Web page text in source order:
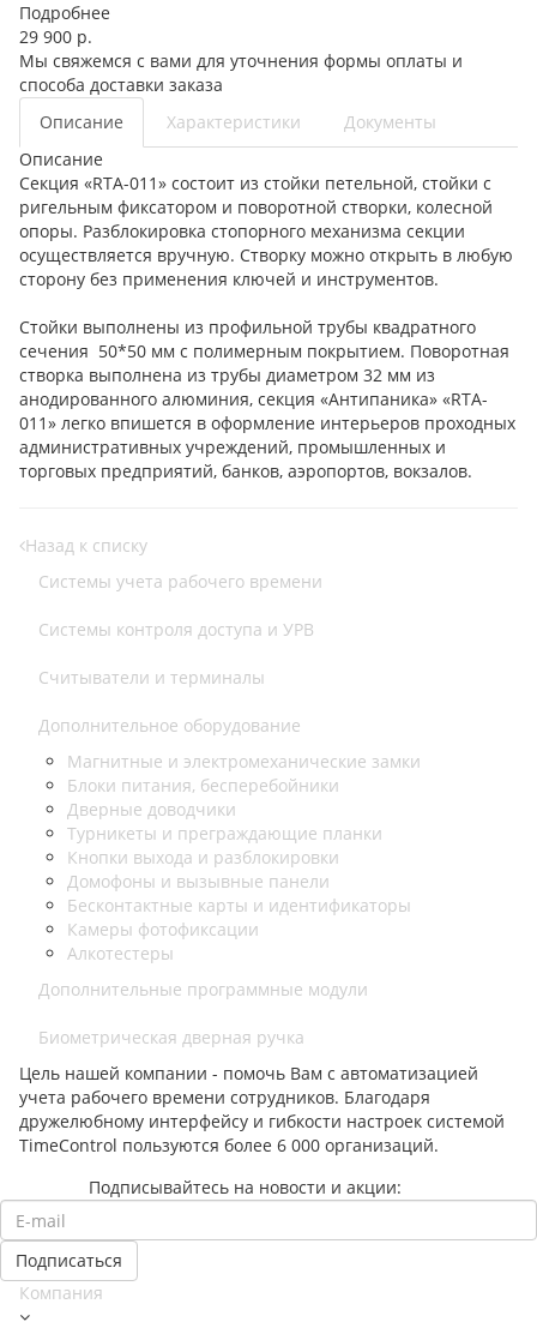
Подробнее
29 900 р.
Мы свяжемся с вами для уточнения формы оплаты и
способа доставки заказа
Описание
Характеристики
Документы
Описание
Секция «RTA-011» состоит из стойки петельной, стойки с
ригельным фиксатором и поворотной створки, колесной
опоры. Разблокировка стопорного механизма секции
осуществляется вручную. Створку можно открыть в любую
сторону без применения ключей и инструментов.
Стойки выполнены из профильной трубы квадратного
сечения 50*50 мм с полимерным покрытием. Поворотная
створка выполнена из трубы диаметром 32 мм из
анодированного алюминия, секция «Антипаника» «RTA-
011» легко впишется в оформление интерьеров проходных
административных учреждений, промышленных и
торговых предприятий, банков, аэропортов, вокзалов.
Назад к списку
Cистемы учета рабочего времени
Системы контроля доступа и УРВ
Считыватели и терминалы
Дополнительное оборудование
Магнитные и электромеханические замки
Блоки питания, бесперебойники
Дверные доводчики
Турникеты и преграждающие планки
Кнопки выхода и разблокировки
Домофоны и вызывные панели
Бесконтактные карты и идентификаторы
Камеры фотофиксации
Алкотестеры
Дополнительные программные модули
Биометрическая дверная ручка
Цель нашей компании - помочь Вам с автоматизацией
учета рабочего времени сотрудников. Благодаря
дружелюбному интерфейсу и гибкости настроек системой
TimeControl пользуются более 6 000 организаций.
Подписывайтесь на новости и акции:
Компания